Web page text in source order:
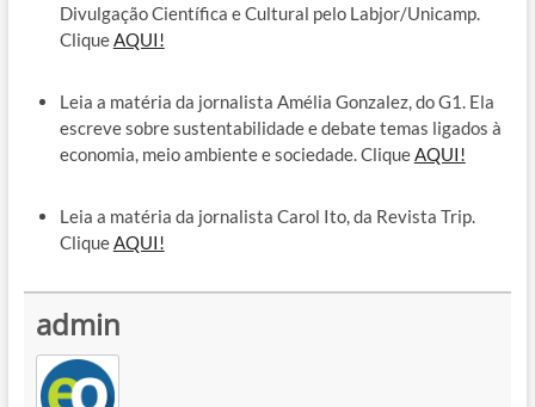
Divulgação Científica e Cultural pelo Labjor/Unicamp.
Clique AQUI!
Leia a matéria da jornalista Amélia Gonzalez, do G1. Ela
escreve sobre sustentabilidade e debate temas ligados à
economia, meio ambiente e sociedade. Clique AQUI!
Leia a matéria da jornalista Carol Ito, da Revista Trip.
Clique AQUI!
admin